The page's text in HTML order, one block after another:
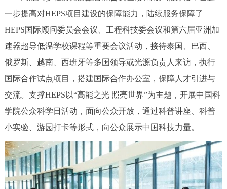
一步提高对HEPS项目建设的保障能力，陆续服务保障了
HEPS国际顾问委员会会议、工程科技委会议和第六届亚洲加
速器超导低温学校课程等重要会议活动，接待泰国、巴西、
俄罗斯、越南、西班牙等多国领导或光源负责人来访，执行
国际合作试点项目，搭建国际合作办公室，保障人才引进与
交流。支撑HEPS以“高能之光 照亮世界”为主题，开展中国科
学院公众科学日活动，面向公众开放，通过科普讲座、科普
小实验、游园打卡等形式，向公众展示中国科技力量。